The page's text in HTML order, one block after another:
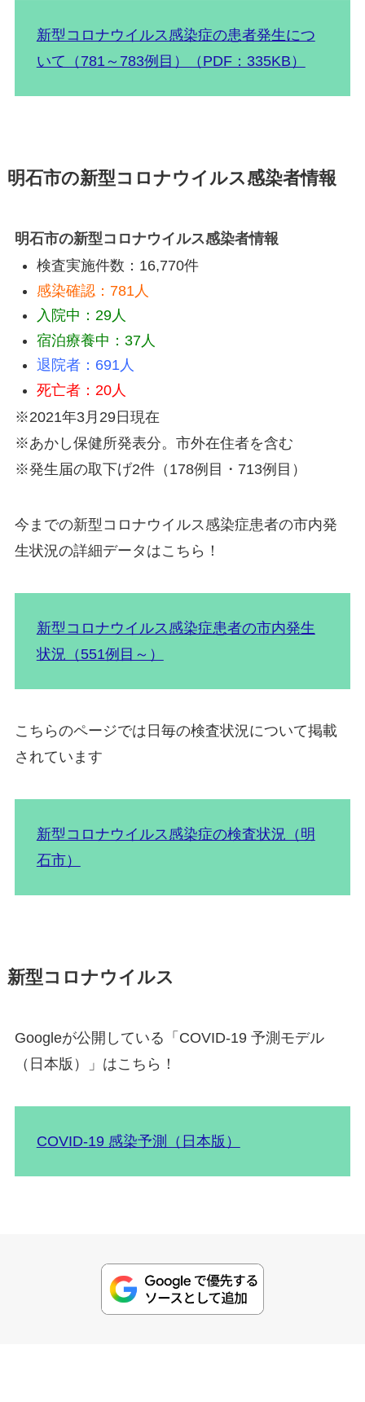
新型コロナウイルス感染症の患者発生につ
いて（781～783例目）（PDF：335KB）
明石市の新型コロナウイルス感染者情報
明石市の新型コロナウイルス感染者情報
検査実施件数：16,770件
感染確認：781人
入院中：29人
宿泊療養中：37人
退院者：691人
死亡者：20人
※2021年3月29日現在
※あかし保健所発表分。市外在住者を含む
※発生届の取下げ2件（178例目・713例目）
今までの新型コロナウイルス感染症患者の市内発
生状況の詳細データはこちら！
新型コロナウイルス感染症患者の市内発生
状況（551例目～）
こちらのページでは日毎の検査状況について掲載
されています
新型コロナウイルス感染症の検査状況（明
石市）
新型コロナウイルス
Googleが公開している「COVID-19 予測モデル
（日本版）」はこちら！
COVID-19 感染予測（日本版）